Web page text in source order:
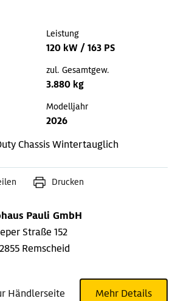
Leistung
120 kW / 163 PS
zul. Gesamtgew.
3.880 kg
Modelljahr
2026
ChassisWintertauglich
Drucken
Pauli GmbH
Straße 152
Remscheid
Händlerseite Mehr Details